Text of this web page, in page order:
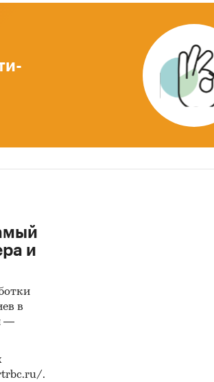
***, «Поросята собственного
проекта:
руб. ***
из исследования
и
в
—
.